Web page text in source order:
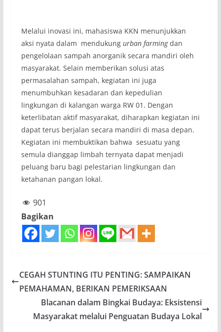
Melalui inovasi ini, mahasiswa KKN menunjukkan
aksi nyata dalam mendukung urban farmingdan
pengelolaan sampah anorganik secara mandiri oleh
masyarakat. Selain memberikan solusi atas
permasalahan sampah, kegiatan ini juga
menumbuhkan kesadaran dan kepedulian
lingkungan di kalangan warga RW 01. Dengan
keterlibatan aktif masyarakat, diharapkan kegiatan ini
dapat terus berjalan secara mandiri di masa depan.
Kegiatan ini membuktikan bahwa sesuatu yang
semula dianggap limbah ternyata dapat menjadi
peluang baru bagi pelestarian lingkungan dan
ketahanan pangan lokal.
901
Bagikan
CEGAH STUNTING ITU PENTING: SAMPAIKAN
PEMAHAMAN, BERIKAN PEMERIKSAAN
Blacanan dalam Bingkai Budaya: Eksistensi
Masyarakat melalui Penguatan Budaya Lokal